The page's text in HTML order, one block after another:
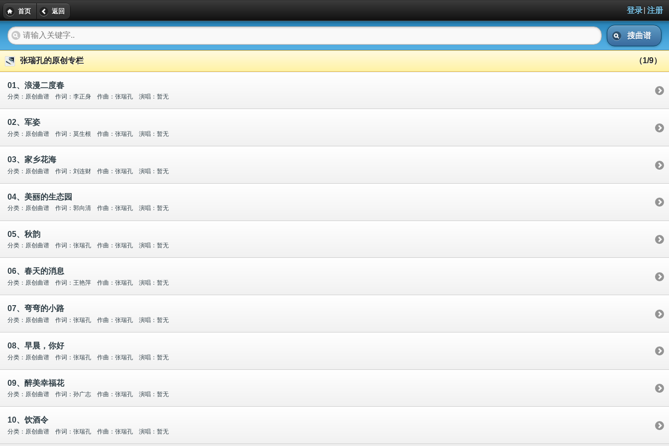
首页 返回 登录| 注册
搜曲谱
张瑞孔的原创专栏 （1/9）
01、浪漫二度春
分类：原创曲谱 作词：李正身 作曲：张瑞孔 演唱：暂无
02、军姿
分类：原创曲谱 作词：莫生根 作曲：张瑞孔 演唱：暂无
03、家乡花海
分类：原创曲谱 作词：刘连财 作曲：张瑞孔 演唱：暂无
04、美丽的生态园
分类：原创曲谱 作词：郭向清 作曲：张瑞孔 演唱：暂无
05、秋韵
分类：原创曲谱 作词：张瑞孔 作曲：张瑞孔 演唱：暂无
06、春天的消息
分类：原创曲谱 作词：王艳萍 作曲：张瑞孔 演唱：暂无
07、弯弯的小路
分类：原创曲谱 作词：张瑞孔 作曲：张瑞孔 演唱：暂无
08、早晨，你好
分类：原创曲谱 作词：张瑞孔 作曲：张瑞孔 演唱：暂无
09、醉美幸福花
分类：原创曲谱 作词：孙广志 作曲：张瑞孔 演唱：暂无
10、饮酒令
分类：原创曲谱 作词：张瑞孔 作曲：张瑞孔 演唱：暂无